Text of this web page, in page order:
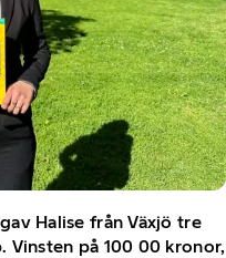
Halise från Växjö tre
på 100 00 kronor,